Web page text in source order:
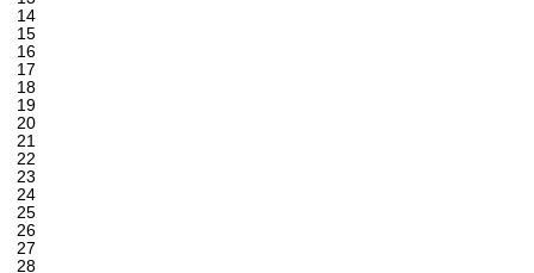
14
15
16
17
18
19
20
21
22
23
24
25
26
27
28